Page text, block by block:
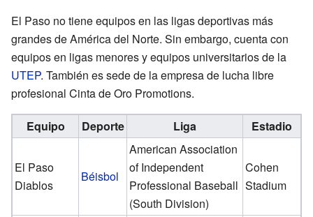
El Paso no tiene equipos en las ligas deportivas más
grandes de América del Norte. Sin embargo, cuenta con
equipos en ligas menores y equipos universitarios de la
UTEP. También es sede de la empresa de lucha libre
profesional Cinta de Oro Promotions.
Equipo Deporte Liga Estadio
El Paso
Diablos
Béisbol
American Association
of Independent
Professional Baseball
(South Division)
Cohen
Stadium